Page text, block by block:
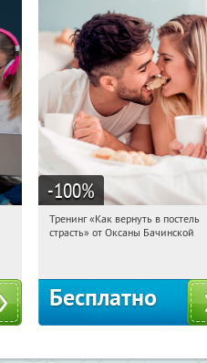
-100%
11:02:56 Получили:
Тренинг «Как вернуть в постель
страсть» от Оксаны Бачинской
Бесплатно